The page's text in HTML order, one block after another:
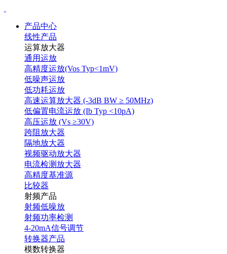
产品中心
线性产品
运算放大器
通用运放
高精度运放(Vos Typ<1mV)
低噪声运放
低功耗运放
高速运算放大器 (-3dB BW ≥ 50MHz)
低偏置电流运放 (Ib Typ <10pA)
高压运放 (Vs ≥30V)
跨阻放大器
隔地放大器
视频驱动放大器
电流检测放大器
高精度基准源
比较器
射频产品
射频低噪放
射频功率检测
4-20mA信号调节
转换器产品
模数转换器